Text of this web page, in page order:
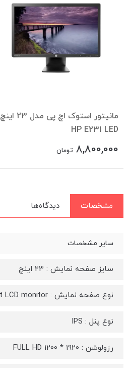
مانیتور استوک اچ پی مدل 23 اینچ
HP E231 LED
8,800,000 تومان
مشخصات دیدگاه‌ها
سایر مشخصات
سایز صفحه نمایش : 23 اینچ
نوع صفحه نمایش : LED-backlit LCD monitor
نوع پنل : IPS
رزولوشن : 1920 * 1200 FULL HD